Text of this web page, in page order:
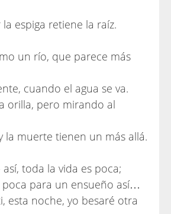
espiga retiene la raíz.
un río, que parece más
cuando el agua se va.
orilla, pero mirando al
la muerte tienen un más allá.
toda la vida es poca;
poca para un ensueño así…
esta noche, yo besaré otra